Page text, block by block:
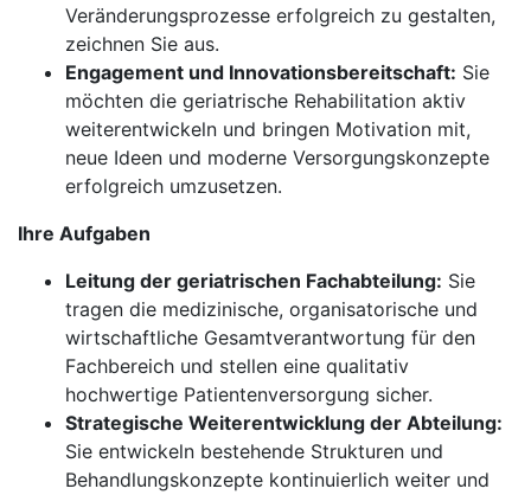
Veränderungsprozesse erfolgreich zu gestalten,
zeichnen Sie aus.
Engagement und Innovationsbereitschaft: Sie
möchten die geriatrische Rehabilitation aktiv
weiterentwickeln und bringen Motivation mit,
neue Ideen und moderne Versorgungskonzepte
erfolgreich umzusetzen.
Ihre Aufgaben
Leitung der geriatrischen Fachabteilung: Sie
tragen die medizinische, organisatorische und
wirtschaftliche Gesamtverantwortung für den
Fachbereich und stellen eine qualitativ
hochwertige Patientenversorgung sicher.
Strategische Weiterentwicklung der Abteilung:
Sie entwickeln bestehende Strukturen und
Behandlungskonzepte kontinuierlich weiter und